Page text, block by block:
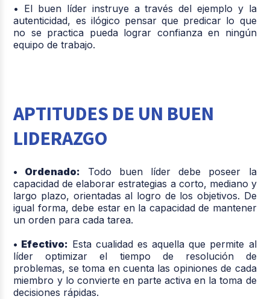
• El buen líder instruye a través del ejemplo y la
autenticidad, es ilógico pensar que predicar lo que
no se practica pueda lograr confianza en ningún
equipo de trabajo.
APTITUDES DE UN BUEN
LIDERAZGO
• Ordenado: Todo buen líder debe poseer la
capacidad de elaborar estrategias a corto, mediano y
largo plazo, orientadas al logro de los objetivos. De
igual forma, debe estar en la capacidad de mantener
un orden para cada tarea.
• Efectivo: Esta cualidad es aquella que permite al
líder optimizar el tiempo de resolución de
problemas, se toma en cuenta las opiniones de cada
miembro y lo convierte en parte activa en la toma de
decisiones rápidas.